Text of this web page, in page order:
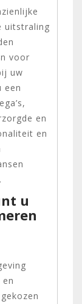
uitstraling
voor
uw
een
en
en
u